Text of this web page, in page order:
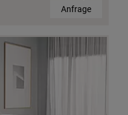
Anfrage